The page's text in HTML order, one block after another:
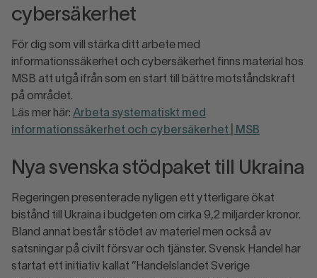
cybersäkerhet
För dig som vill stärka ditt arbete med
informationssäkerhet och cybersäkerhet finns material hos
MSB att utgå ifrån som en start till bättre motståndskraft
på området.
Läs mer här: Arbeta systematiskt med
informationssäkerhet och cybersäkerhet | MSB
Nya svenska stödpaket till Ukraina
Regeringen presenterade nyligen ett ytterligare ökat
bistånd till Ukraina i budgeten om cirka 9,2 miljarder kronor.
Bland annat består stödet av materiel men också av
satsningar på civilt försvar och tjänster. Svensk Handel har
startat ett initiativ kallat ”Handelslandet Sverige